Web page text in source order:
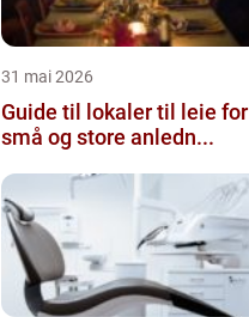
31 mai 2026
Guide til lokaler til leie for
små og store anledn...